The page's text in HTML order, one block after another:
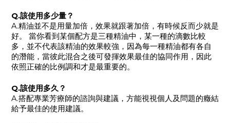
Q.該使用多少量？
A.精油並不是用量加倍，效果就跟著加倍，有時候反而少就是
好。 當你看到某個配方是三種精油中，某一種的滴數比較
多，並不代表該精油的效果較強，因為每一種精油都有各自
的潛能，當彼此混合之後可發揮效果最佳的協同作用，因此
依照正確的比例調和才是最重要的。
Q.該使用多久？
A.搭配專業芳療師的諮詢與建議，方能視視個人及問題的癥結
給予最佳的使用建議。